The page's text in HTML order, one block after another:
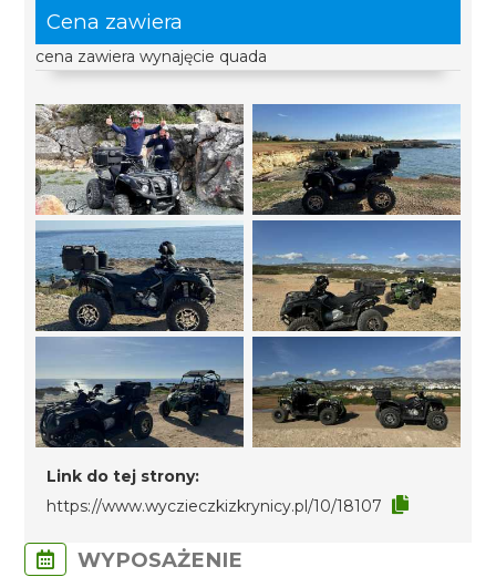
Cena zawiera
cena zawiera wynajęcie quada
Link do tej strony:
https://www.wyczieczkizkrynicy.pl/10/18107
WYPOSAŻENIE